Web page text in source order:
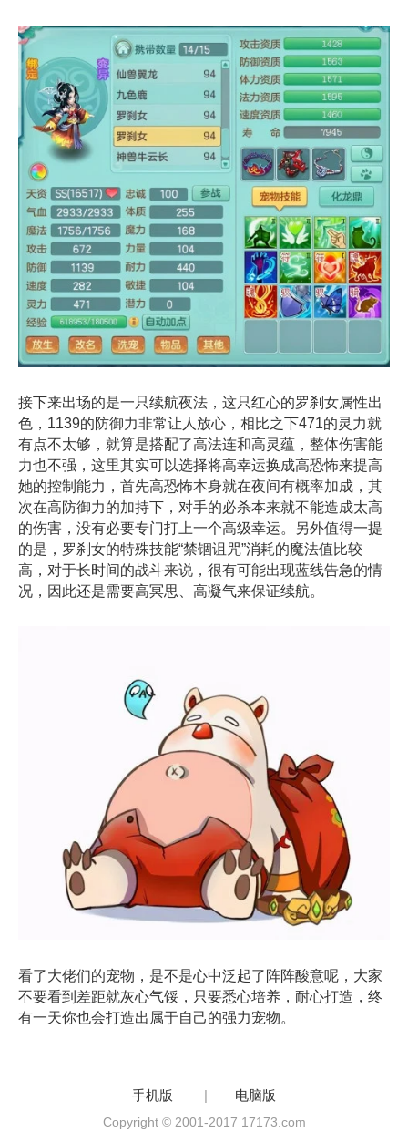
接下来出场的是一只续航夜法，这只红心的罗刹女属性出
色，1139的防御力非常让人放心，相比之下471的灵力就
有点不太够，就算是搭配了高法连和高灵蕴，整体伤害能
力也不强，这里其实可以选择将高幸运换成高恐怖来提高
她的控制能力，首先高恐怖本身就在夜间有概率加成，其
次在高防御力的加持下，对手的必杀本来就不能造成太高
的伤害，没有必要专门打上一个高级幸运。另外值得一提
的是，罗刹女的特殊技能“禁锢诅咒”消耗的魔法值比较
高，对于长时间的战斗来说，很有可能出现蓝线告急的情
况，因此还是需要高冥思、高凝气来保证续航。
看了大佬们的宠物，是不是心中泛起了阵阵酸意呢，大家
不要看到差距就灰心气馁，只要悉心培养，耐心打造，终
有一天你也会打造出属于自己的强力宠物。
手机版 | 电脑版
Copyright © 2001-2017 17173.com